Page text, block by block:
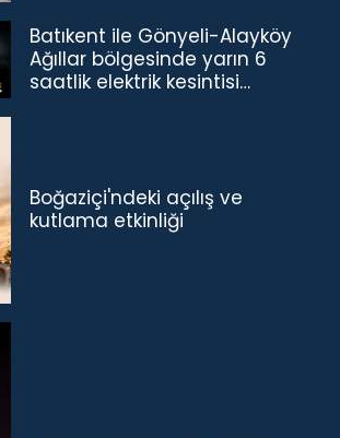
Batıkent ile Gönyeli-Alayköy
Ağıllar bölgesinde yarın 6
saatlik elektrik kesintisi…
Boğaziçi'ndeki açılış ve
kutlama etkinliği